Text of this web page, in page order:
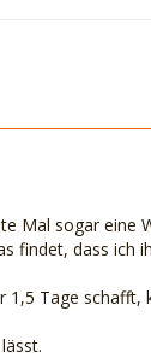
Mal sogar eine
findet, dass ich
Tage